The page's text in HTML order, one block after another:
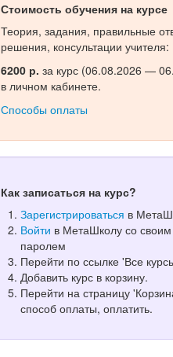
Стоимость обучения на курсе
Теория, задания, правильные
решения, консультации учителя:
6200 р. за курс (06.08.2026 —
в личном кабинете.
Способы оплаты
Как записаться на курс?
Зарегистрироваться в
Войти в МетаШколу со
паролем
Перейти по ссылке 'Все
Добавить курс в корзину.
Перейти на страницу
способ оплаты, оплатить.